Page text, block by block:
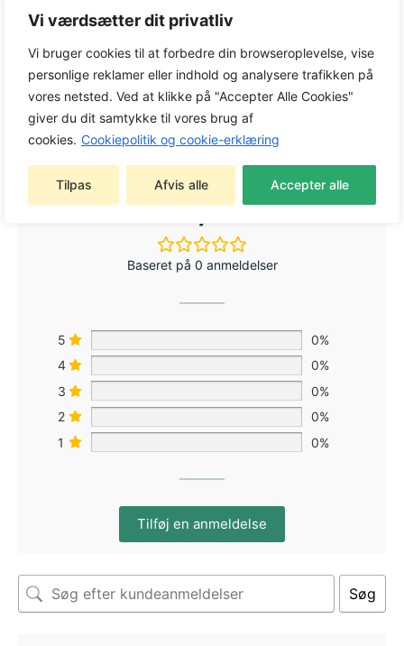
Vi værdsætter dit privatliv
Vi bruger cookies til at forbedre din browseroplevelse, vise
personlige reklamer eller indhold og analysere trafikken på
vores netsted. Ved at klikke på "Accepter Alle Cookies"
giver du dit samtykke til vores brug af
cookies. Cookiepolitik og cookie-erklæring
Tilpas Afvis alle Accepter alle
Varenummer:2140800
Tag: Havevanding
Varemærke:Gardena
0,0
Baseret på 0 anmeldelser
5
0%
4
0%
3
0%
2
0%
1
0%
Tilføj en anmeldelse
Søg